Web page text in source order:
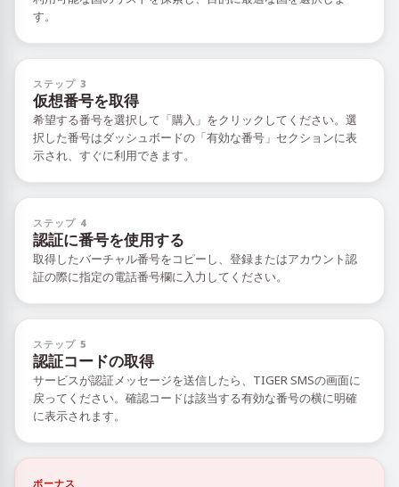
す。
ステップ 3
仮想番号を取得
希望する番号を選択して「購入」をクリックしてください。選
択した番号はダッシュボードの「有効な番号」セクションに表
示され、すぐに利用できます。
ステップ 4
認証に番号を使用する
取得したバーチャル番号をコピーし、登録またはアカウント認
証の際に指定の電話番号欄に入力してください。
ステップ 5
認証コードの取得
サービスが認証メッセージを送信したら、TIGER SMSの画面に
戻ってください。確認コードは該当する有効な番号の横に明確
に表示されます。
ボーナス